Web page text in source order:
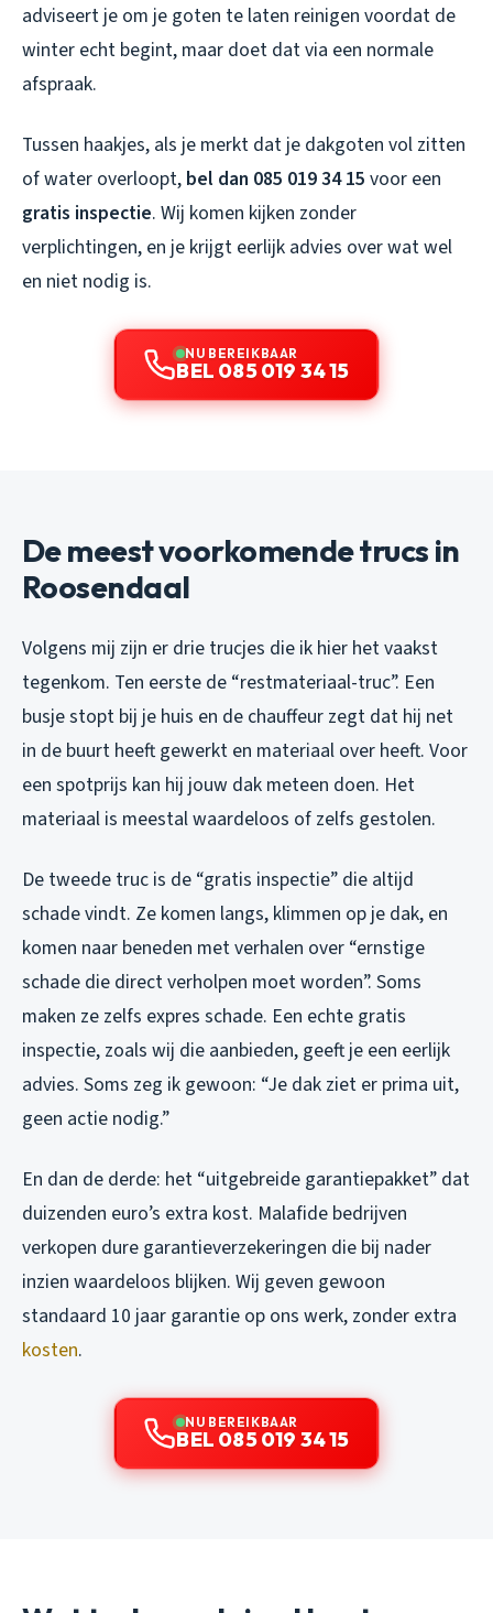
adviseert je om je goten te laten reinigen voordat de
winter echt begint, maar doet dat via een normale
afspraak.
Tussen haakjes, als je merkt dat je dakgoten vol zitten
of water overloopt, bel dan 085 019 34 15 voor een
gratis inspectie. Wij komen kijken zonder
verplichtingen, en je krijgt eerlijk advies over wat wel
en niet nodig is.
NU BEREIKBAAR
BEL 085 019 34 15
De meest voorkomende trucs in
Roosendaal
Volgens mij zijn er drie trucjes die ik hier het vaakst
tegenkom. Ten eerste de “restmateriaal-truc”. Een
busje stopt bij je huis en de chauffeur zegt dat hij net
in de buurt heeft gewerkt en materiaal over heeft. Voor
een spotprijs kan hij jouw dak meteen doen. Het
materiaal is meestal waardeloos of zelfs gestolen.
De tweede truc is de “gratis inspectie” die altijd
schade vindt. Ze komen langs, klimmen op je dak, en
komen naar beneden met verhalen over “ernstige
schade die direct verholpen moet worden”. Soms
maken ze zelfs expres schade. Een echte gratis
inspectie, zoals wij die aanbieden, geeft je een eerlijk
advies. Soms zeg ik gewoon: “Je dak ziet er prima uit,
geen actie nodig.”
En dan de derde: het “uitgebreide garantiepakket” dat
duizenden euro’s extra kost. Malafide bedrijven
verkopen dure garantieverzekeringen die bij nader
inzien waardeloos blijken. Wij geven gewoon
standaard 10 jaar garantie op ons werk, zonder extra
kosten.
NU BEREIKBAAR
BEL 085 019 34 15